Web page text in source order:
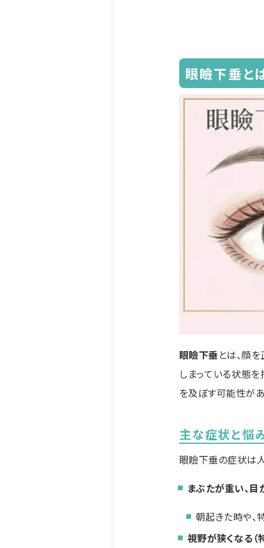
眼瞼下垂と
眼瞼下垂とは、顔
しまっている状態
を及ぼす可能性が
主な症状と悩
眼瞼下垂の症状は
まぶたが重い、目
朝起きた時や、
視野が狭くなる（